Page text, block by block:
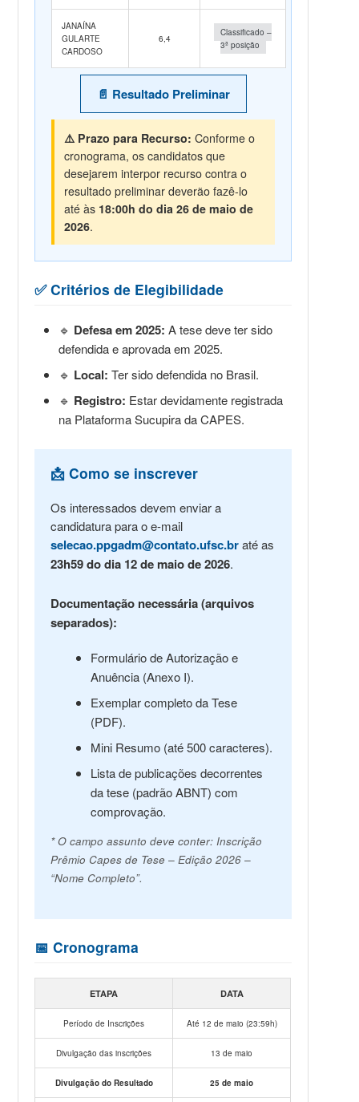
JANAÍNA
GULARTE
CARDOSO
6,4
Classificado –
3ª posição
📄 Resultado Preliminar
⚠️ Prazo para Recurso: Conforme o
cronograma, os candidatos que
desejarem interpor recurso contra o
resultado preliminar deverão fazê-lo
até às 18:00h do dia 26 de maio de
2026.
✅ Critérios de Elegibilidade
🔹 Defesa em 2025: A tese deve ter sido
defendida e aprovada em 2025.
🔹 Local: Ter sido defendida no Brasil.
🔹 Registro: Estar devidamente registrada
na Plataforma Sucupira da CAPES.
📩 Como se inscrever
Os interessados devem enviar a
candidatura para o e-mail
selecao.ppgadm@contato.ufsc.braté as
23h59 do dia 12 de maio de 2026.
Documentação necessária (arquivos
separados):
Formulário de Autorização e
Anuência (Anexo I).
Exemplar completo da Tese
(PDF).
Mini Resumo (até 500 caracteres).
Lista de publicações decorrentes
da tese (padrão ABNT) com
comprovação.
* O campo assunto deve conter: Inscrição
Prêmio Capes de Tese – Edição 2026 –
“Nome Completo”.
📅 Cronograma
ETAPA DATA
Período de Inscrições Até 12 de maio (23:59h)
Divulgação das inscrições 13 de maio
Divulgação do Resultado 25 de maio